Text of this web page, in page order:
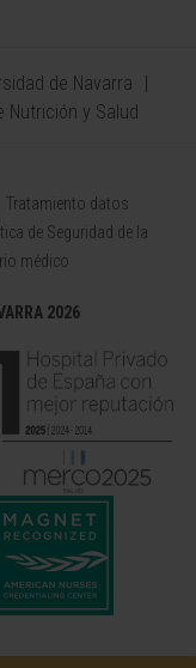
de Navarra
Nutrición y Salud
Tratamiento datos
de Seguridad de la
médico
2026